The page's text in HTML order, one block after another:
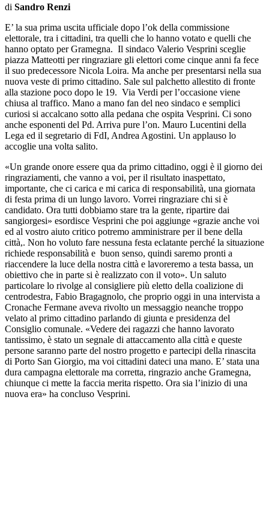
di Sandro Renzi
E’ la sua prima uscita ufficiale dopo l’ok della commissione
elettorale, tra i cittadini, tra quelli che lo hanno votato e quelli che
hanno optato per Gramegna. Il sindaco Valerio Vesprini sceglie
piazza Matteotti per ringraziare gli elettori come cinque anni fa fece
il suo predecessore Nicola Loira. Ma anche per presentarsi nella sua
nuova veste di primo cittadino. Sale sul palchetto allestito di fronte
alla stazione poco dopo le 19. Via Verdi per l’occasione viene
chiusa al traffico. Mano a mano fan del neo sindaco e semplici
curiosi si accalcano sotto alla pedana che ospita Vesprini. Ci sono
anche esponenti del Pd. Arriva pure l’on. Mauro Lucentini della
Lega ed il segretario di FdI, Andrea Agostini. Un applauso lo
accoglie una volta salito.
«Un grande onore essere qua da primo cittadino, oggi è il giorno dei
ringraziamenti, che vanno a voi, per il risultato inaspettato,
importante, che ci carica e mi carica di responsabilità, una giornata
di festa prima di un lungo lavoro. Vorrei ringraziare chi si è
candidato. Ora tutti dobbiamo stare tra la gente, ripartire dai
sangiorgesi» esordisce Vesprini che poi aggiunge «grazie anche voi
ed al vostro aiuto critico potremo amministrare per il bene della
città,. Non ho voluto fare nessuna festa eclatante perché la situazione
richiede responsabilità e buon senso, quindi saremo pronti a
riaccendere la luce della nostra città e lavoreremo a testa bassa, un
obiettivo che in parte si è realizzato con il voto». Un saluto
particolare lo rivolge al consigliere più eletto della coalizione di
centrodestra, Fabio Bragagnolo, che proprio oggi in una intervista a
Cronache Fermane aveva rivolto un messaggio neanche troppo
velato al primo cittadino parlando di giunta e presidenza del
Consiglio comunale. «Vedere dei ragazzi che hanno lavorato
tantissimo, è stato un segnale di attaccamento alla città e queste
persone saranno parte del nostro progetto e partecipi della rinascita
di Porto San Giorgio, ma voi cittadini dateci una mano. E’ stata una
dura campagna elettorale ma corretta, ringrazio anche Gramegna,
chiunque ci mette la faccia merita rispetto. Ora sia l’inizio di una
nuova era» ha concluso Vesprini.